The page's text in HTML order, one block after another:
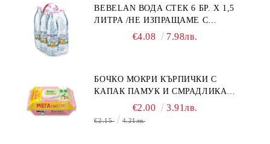
BEBELAN ВОДА СТЕК 6 БР. Х 1,5
ЛИТРА /НЕ ИЗПРАЩАМЕ С
€4.08 7.98лв.
БОЧКО МОКРИ КЪРПИЧКИ С
КАПАК ПАМУК И СМРАДЛИКА
€2.00 3.91лв.
€2.15 4.21лв.